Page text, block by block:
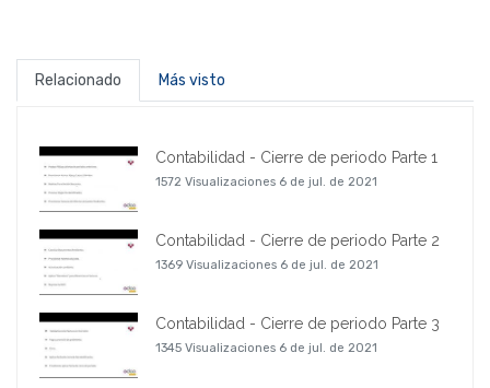
Relacionado Más visto
Contabilidad - Cierre de periodo Parte 1
1572 Visualizaciones 6 de jul. de 2021
Contabilidad - Cierre de periodo Parte 2
1369 Visualizaciones 6 de jul. de 2021
Contabilidad - Cierre de periodo Parte 3
1345 Visualizaciones 6 de jul. de 2021